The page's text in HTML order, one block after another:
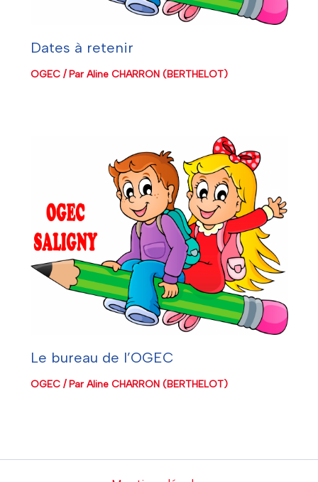
Dates à retenir
OGEC/ ParAline CHARRON (BERTHELOT)
Le bureau de l’OGEC
OGEC/ ParAline CHARRON (BERTHELOT)